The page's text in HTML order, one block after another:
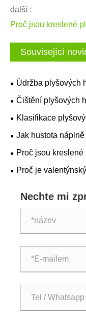
další :
Proč jsou kreslené
Související
Údržba plyšových
Čištění plyšových
Klasifikace
Jak hustota náplně
plyšových hraček?
Proč jsou
Proč je
Nechte mi